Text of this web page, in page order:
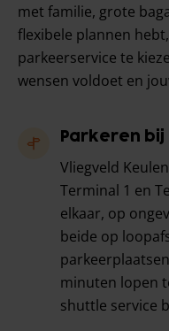
met familie, grote
flexibele plannen
parkeerservice te
wensen voldoet en
Parkeren bij
Vliegveld
Terminal 1 en
elkaar, op
beide op
minuten lopen
shuttle service